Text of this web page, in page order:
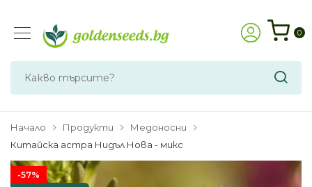
0
Начало Продукти
Медоносни
Китайска астра Нидъл Нова - микс
-57%